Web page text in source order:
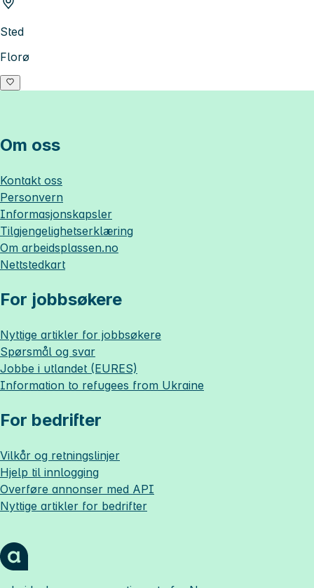
Sted
Florø
Om oss
Kontakt oss
Personvern
Informasjonskapsler
Tilgjengelighetserklæring
Om arbeidsplassen.no
Nettstedkart
For jobbsøkere
Nyttige artikler for jobbsøkere
Spørsmål og svar
Jobbe i utlandet (EURES)
Information to refugees from Ukraine
For bedrifter
Vilkår og retningslinjer
Hjelp til innlogging
Overføre annonser med API
Nyttige artikler for bedrifter